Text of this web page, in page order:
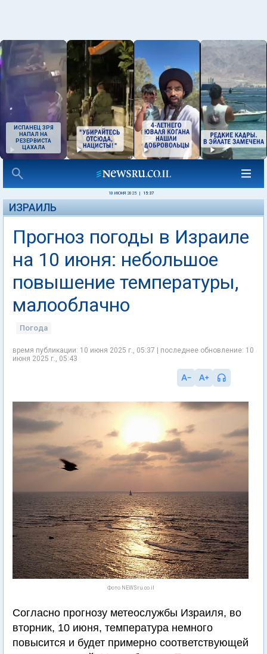
ИСПАНЕЦ ЗРЯ
НАПАЛ НА
РЕЗЕРВИСТА
ЦАХАЛА
10 ИЮНЯ 2025 15:37
ИЗРАИЛЬ
Прогноз погоды в Израиле
на 10 июня: небольшое
повышение температуры,
малооблачно
Погода
время публикации: 10 июня 2025 г., 05:37 | последнее обновление: 10
июня 2025 г., 05:43
Фото NEWSru.co.il
Согласно прогнозу метеослужбы Израиля, во
вторник, 10 июня, температура немного
повысится и будет примерно соответствующей